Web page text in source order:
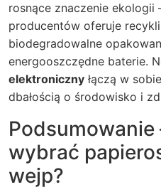
rosnące znaczenie ekologii
producentów oferuje
biodegradowalne
energooszczędne baterie.
elektroniczny łączą w
dbałością o środowisko i
wybrać
wejp?